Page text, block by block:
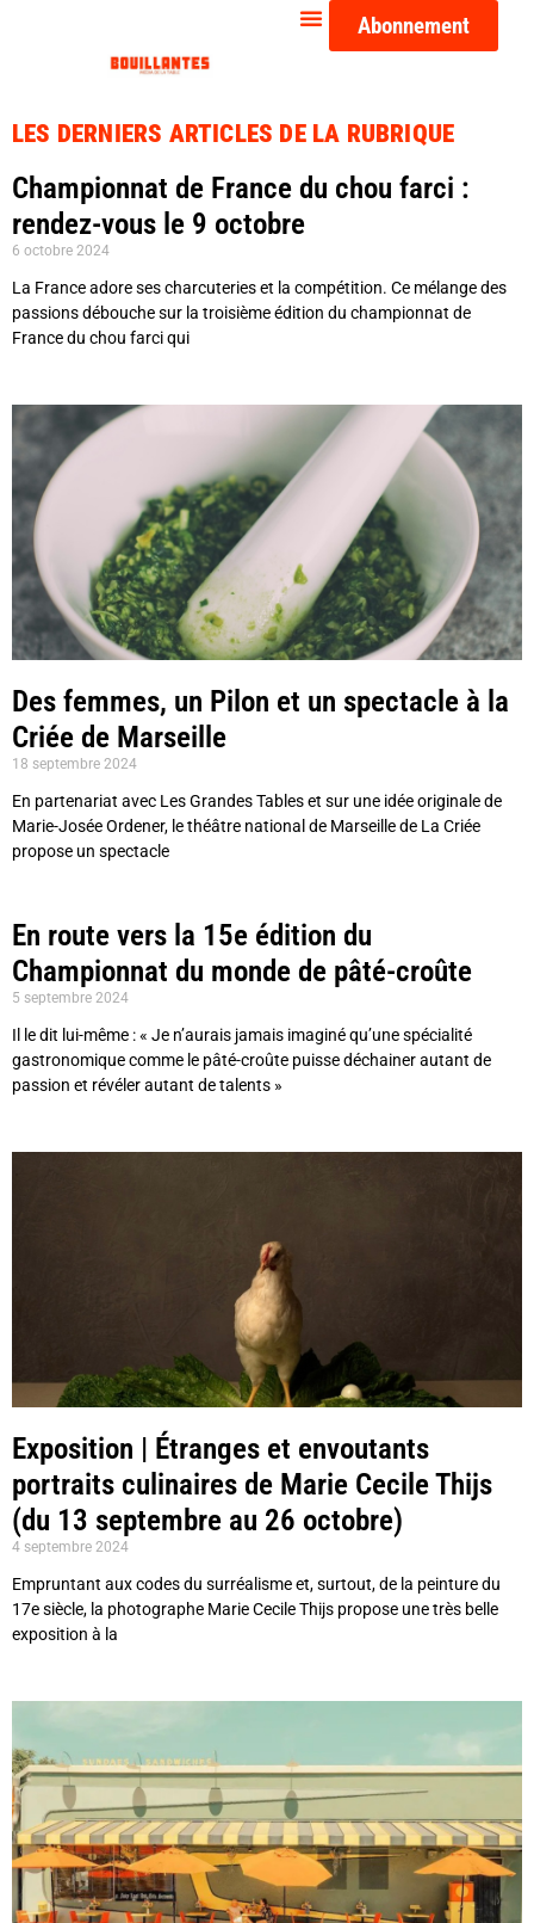
Abonnement
LES DERNIERS ARTICLES DE LA RUBRIQUE
Championnat de France du chou farci :
rendez-vous le 9 octobre
6 octobre 2024
La France adore ses charcuteries et la compétition. Ce mélange des
passions débouche sur la troisième édition du championnat de
France du chou farci qui
Des femmes, un Pilon et un spectacle à la
Criée de Marseille
18 septembre 2024
En partenariat avec Les Grandes Tables et sur une idée originale de
Marie-Josée Ordener, le théâtre national de Marseille de La Criée
propose un spectacle
En route vers la 15e édition du
Championnat du monde de pâté-croûte
5 septembre 2024
Il le dit lui-même : « Je n’aurais jamais imaginé qu’une spécialité
gastronomique comme le pâté-croûte puisse déchainer autant de
passion et révéler autant de talents »
Exposition | Étranges et envoutants
portraits culinaires de Marie Cecile Thijs
(du 13 septembre au 26 octobre)
4 septembre 2024
Empruntant aux codes du surréalisme et, surtout, de la peinture du
17e siècle, la photographe Marie Cecile Thijs propose une très belle
exposition à la